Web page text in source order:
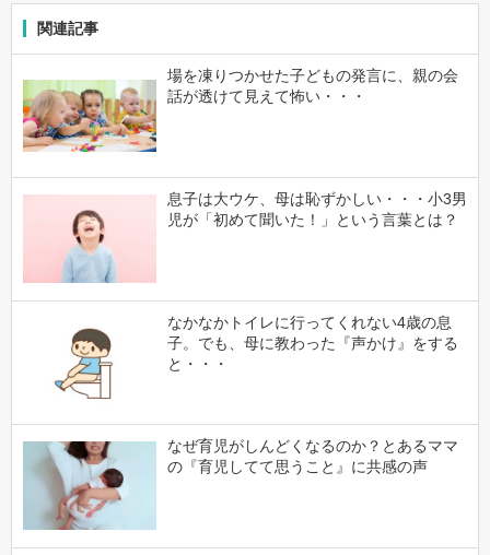
関連記事
場を凍りつかせた子どもの発言に、親の会
話が透けて見えて怖い・・・
息子は大ウケ、母は恥ずかしい・・・小3男
児が「初めて聞いた！」という言葉とは？
なかなかトイレに行ってくれない4歳の息
子。でも、母に教わった『声かけ』をする
と・・・
なぜ育児がしんどくなるのか？とあるママ
の『育児してて思うこと』に共感の声